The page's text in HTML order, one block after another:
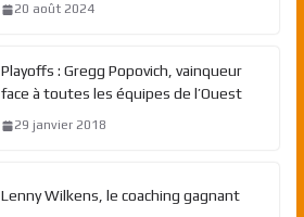
20 août 2024
Playoffs : Gregg Popovich, vainqueur
face à toutes les équipes de l’Ouest
29 janvier 2018
Lenny Wilkens, le coaching gagnant